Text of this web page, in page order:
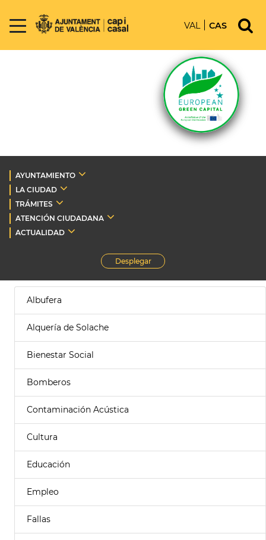
VAL CAS
AYUNTAMIENTO
LA CIUDAD
TRÁMITES
ATENCIÓN CIUDADANA
ACTUALIDAD
Desplegar
Albufera
Alquería de Solache
Bienestar Social
Bomberos
Contaminación Acústica
Cultura
Educación
Empleo
Fallas